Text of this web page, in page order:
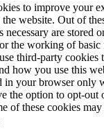
to improve your
website. Out of
necessary are stored
the working of
third-party cookies
how you use this
in your browser only
the option to opt-out
of these cookies